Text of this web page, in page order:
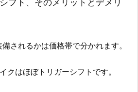
フト、そのメリットとデメリ
されるかは価格帯で分かれます。
クはほぼトリガーシフトです。